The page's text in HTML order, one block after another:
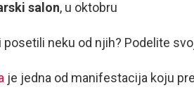
salon, u oktobru
posetili neku od njih? Podelite
je jedna od manifestacija koju